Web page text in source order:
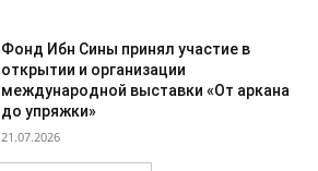
Фонд Ибн Сины принял участие в
открытии и организации
международной выставки «От аркана
до упряжки»
21.07.2026